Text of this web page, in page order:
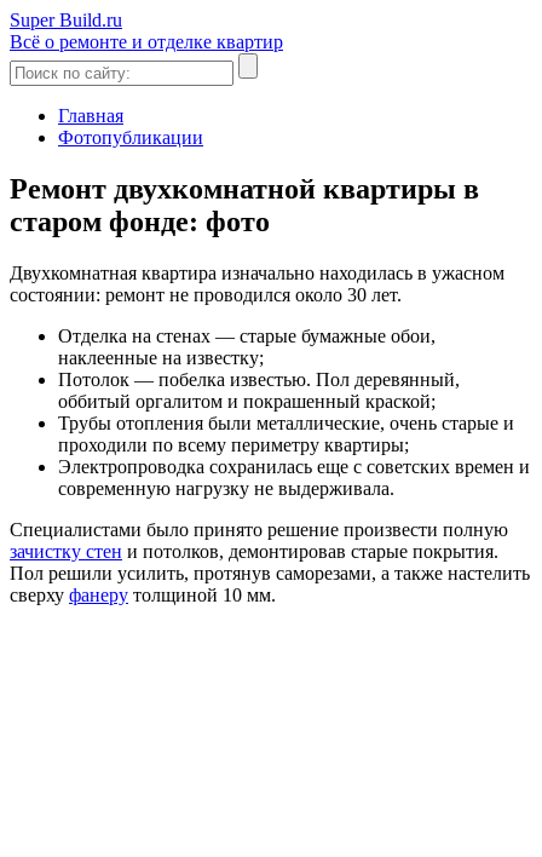
Super Build.ru
Всё о ремонте и отделке квартир
Главная
Фотопубликации
Ремонт двухкомнатной квартиры в
старом фонде: фото
Двухкомнатная квартира изначально находилась в ужасном
состоянии: ремонт не проводился около 30 лет.
Отделка на стенах — старые бумажные обои,
наклеенные на известку;
Потолок — побелка известью. Пол деревянный,
оббитый оргалитом и покрашенный краской;
Трубы отопления были металлические, очень старые и
проходили по всему периметру квартиры;
Электропроводка сохранилась еще с советских времен и
современную нагрузку не выдерживала.
Специалистами было принято решение произвести полную
зачистку стен и потолков, демонтировав старые покрытия.
Пол решили усилить, протянув саморезами, а также настелить
сверху фанеру толщиной 10 мм.